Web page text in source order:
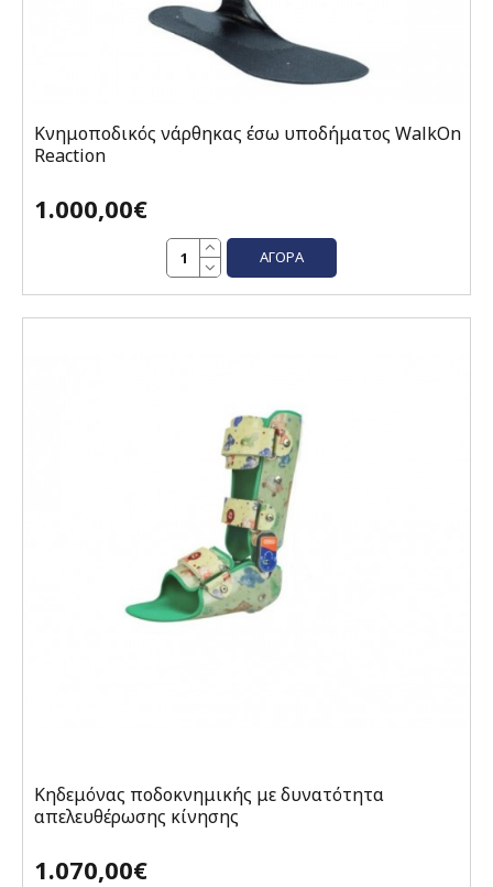
Κνημοποδικός νάρθηκας έσω υποδήματος WalkOn
Reaction
1.000,00€
ΑΓΟΡΆ
Κηδεμόνας ποδοκνημικής με δυνατότητα
απελευθέρωσης κίνησης
1.070,00€